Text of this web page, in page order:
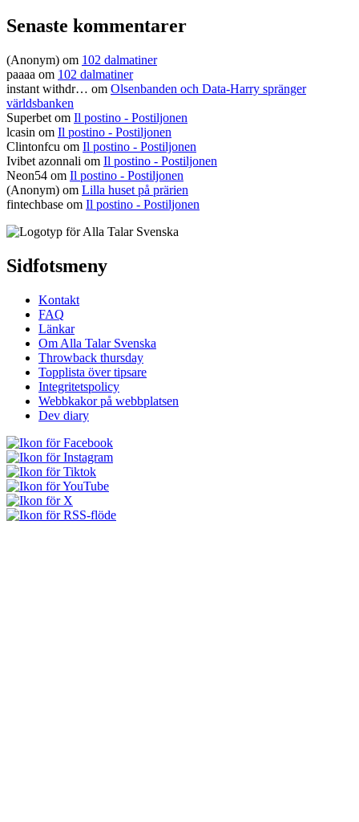
Senaste kommentarer
(Anonym) om 102 dalmatiner
paaaa om 102 dalmatiner
instant withdr… om Olsenbanden och Data-Harry spränger
världsbanken
Superbet om Il postino - Postiljonen
lcasin om Il postino - Postiljonen
Clintonfcu om Il postino - Postiljonen
Ivibet azonnali om Il postino - Postiljonen
Neon54 om Il postino - Postiljonen
(Anonym) om Lilla huset på prärien
fintechbase om Il postino - Postiljonen
Sidfotsmeny
Kontakt
FAQ
Länkar
Om Alla Talar Svenska
Throwback thursday
Topplista över tipsare
Integritetspolicy
Webbkakor på webbplatsen
Dev diary